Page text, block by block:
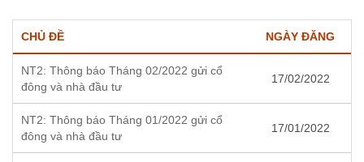
CHỦ ĐỀ NGÀY ĐĂNG
NT2: Thông báo Tháng 02/2022 gửi cổ
đông và nhà đầu tư
17/02/2022
NT2: Thông báo Tháng 01/2022 gửi cổ
đông và nhà đầu tư
17/01/2022